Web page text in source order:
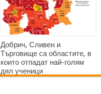
Добрич, Сливен и
Търговище са областите, в
които отпадат най-голям
дял ученици